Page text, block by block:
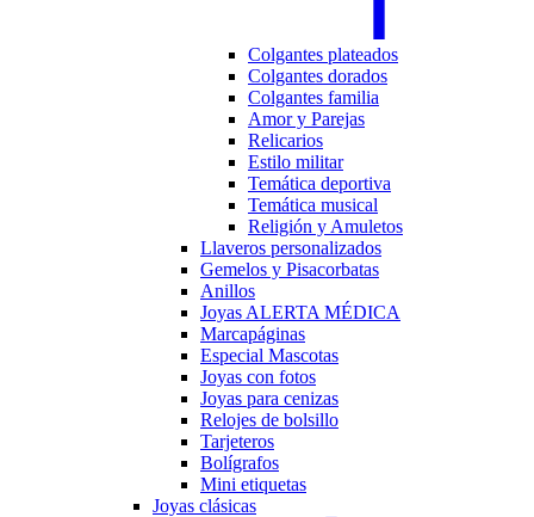
Colgantes plateados
Colgantes dorados
Colgantes familia
Amor y Parejas
Relicarios
Estilo militar
Temática deportiva
Temática musical
Religión y Amuletos
Llaveros personalizados
Gemelos y Pisacorbatas
Anillos
Joyas ALERTA MÉDICA
Marcapáginas
Especial Mascotas
Joyas con fotos
Joyas para cenizas
Relojes de bolsillo
Tarjeteros
Bolígrafos
Mini etiquetas
Joyas clásicas